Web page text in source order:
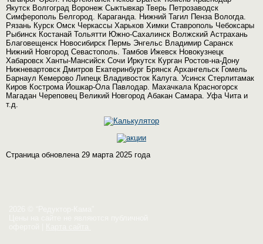
Якутск Волгоград Воронеж Сыктывкар Тверь Петрозаводск
Симферополь Белгород. Караганда. Нижний Тагил Пенза Вологда.
Рязань Курск Омск Черкассы Харьков Химки Ставрополь Чебоксары
Рыбинск Костанай Тольятти Южно-Сахалинск Волжский Астрахань
Благовещенск Новосибирск Пермь Энгельс Владимир Саранск
Нижний Новгород Севастополь. Тамбов Ижевск Новокузнецк
Хабаровск Ханты-Мансийск Сочи Иркутск Курган Ростов-на-Дону
Нижневартовск Дмитров Екатеринбург Брянск Архангельск Гомель
Барнаул Кемерово Липецк Владивосток Калуга. Усинск Стерлитамак
Киров Кострома Йошкар-Ола Павлодар. Махачкала Красногорск
Магадан Череповец Великий Новгород Абакан Самара. Уфа Чита и
т.д.
Страница обновлена 29 марта 2025 года